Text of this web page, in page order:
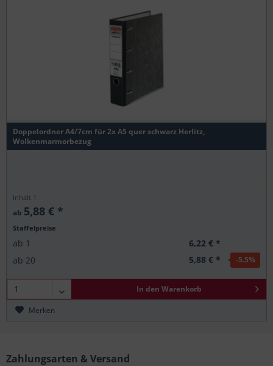
Doppelordner A4/7cm für 2x A5 quer schwarz Herlitz,
Wolkenmarmorbezug
Inhalt 1
ab 5,88 € *
Staffelpreise
ab 1
6,22 € *
ab 20 5,88 € * -5.5%
In den Warenkorb
Merken
Zahlungsarten & Versand